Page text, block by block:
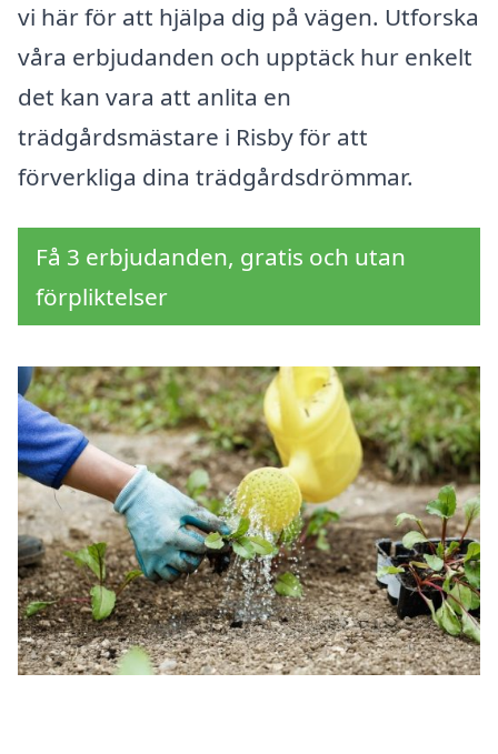
vi här för att hjälpa dig på vägen. Utforska
våra erbjudanden och upptäck hur enkelt
det kan vara att anlita en
trädgårdsmästare i Risby för att
förverkliga dina trädgårdsdrömmar.
Få 3 erbjudanden, gratis och utan
förpliktelser